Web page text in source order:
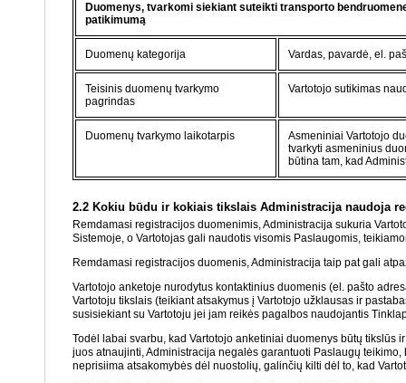
Duomenys, tvarkomi siekiant suteikti transporto
patikimumą
Duomenų kategorija Vardas, pavardė, el.
Teisinis duomenų tvarkymo
pagrindas
Vartotojo sutikimas
Duomenų tvarkymo laikotarpis
Asmeniniai Vartotojo
tvarkyti asmeninius
būtina tam, kad
2.2 Kokiu būdu ir kokiais tikslais Administracija naudoja
Remdamasi registracijos duomenimis, Administracija sukuria
Sistemoje, o Vartotojas gali naudotis visomis Paslaugomis,
Remdamasi registracijos duomenis, Administracija taip pat gali
Vartotojo anketoje nurodytus kontaktinius duomenis (el. pašto
Vartotoju tikslais (teikiant atsakymus į Vartotojo užklausas ir
susisiekiant su Vartotoju jei jam reikės pagalbos naudojantis
Todėl labai svarbu, kad Vartotojo anketiniai duomenys būtų
juos atnaujinti, Administracija negalės garantuoti Paslaugų
neprisiima atsakomybės dėl nuostolių, galinčių kilti dėl to, kad